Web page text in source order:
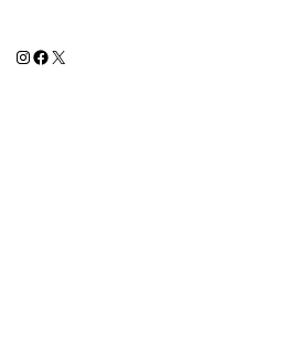
Instagram Facebook X